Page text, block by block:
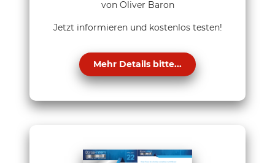
von Oliver Baron
Jetzt informieren und kostenlos testen!
Mehr Details bitte...